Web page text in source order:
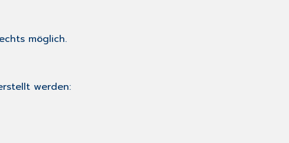
möglich.
werden: